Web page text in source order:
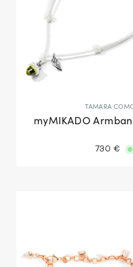
TAMARA
myMIKADO
730 €